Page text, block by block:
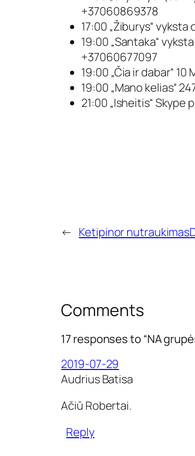
+37060869378
17:00 „Žiburys“
19:00 „Santaka“
+37060677097
19:00 „Čia ir dabar“
19:00 „Mano kelias“
21:00 „Isheitis“
← Ketipinor nutraukimas
Comments
17 responses to “NA
2019-07-29
Audrius Batisa
Ačiū Robertai.
Reply